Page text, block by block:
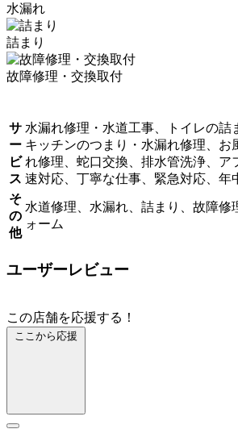
水漏れ
詰まり
故障修理・交換取付
サ
ー
ビ
ス
水漏れ修理・水道工事、トイレの詰
キッチンのつまり・水漏れ修理、お
れ修理、蛇口交換、排水管洗浄、ア
速対応、丁寧な仕事、緊急対応、年
そ
の
他
水道修理、水漏れ、詰まり、故障修
ォーム
ユーザーレビュー
この店舗を応援する！
ここから応援